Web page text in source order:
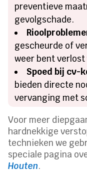
preventieve
gevolgschade.
gescheurde of
weer bent
Spoed bij cv-
bieden directe
vervanging met
Voor meer
hardnekkige
technieken we
speciale pagina
Houten.